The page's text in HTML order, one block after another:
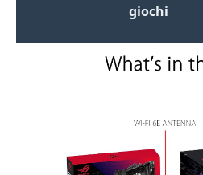
giochi